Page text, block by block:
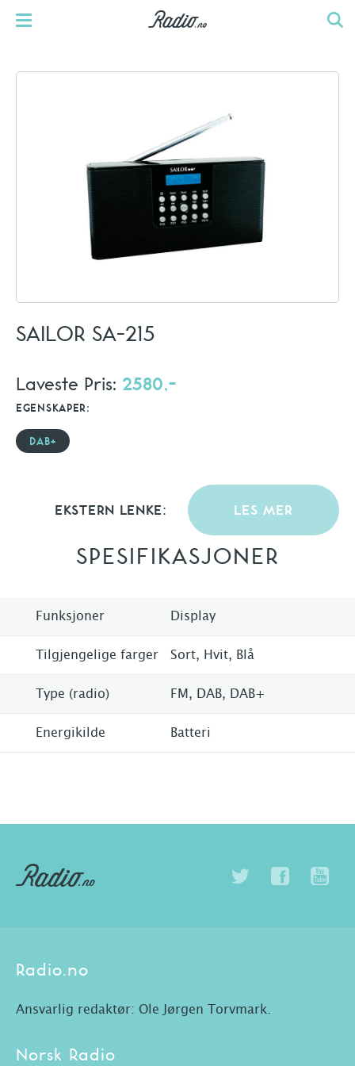
SAILOR SA-215
Laveste Pris: 2580,-
EGENSKAPER:
DAB+
EKSTERN LENKE: LES MER
SPESIFIKASJONER
Funksjoner Display
Tilgjengelige farger Sort, Hvit, Blå
Type (radio) FM, DAB, DAB+
Energikilde Batteri
Radio.no
Ansvarlig redaktør: Ole Jørgen Torvmark.
Norsk Radio